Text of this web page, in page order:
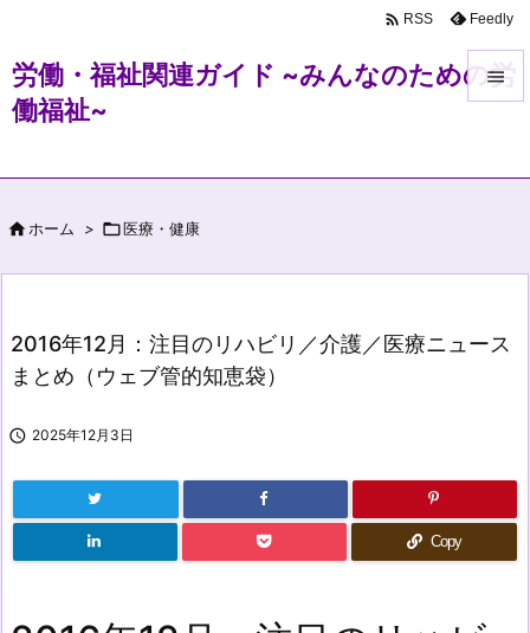
労働・福祉関連ガイド ~みんなのための労
働福祉~


前へ
 RSS Feedly
ホーム > 医療・健康
2016年12月：注目のリハビリ／介護／医療ニュース
まとめ（ウェブ管的知恵袋）
 2025年12月3日
Copy